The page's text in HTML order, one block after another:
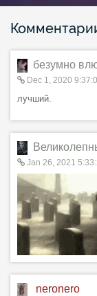
безумно
Dec 1, 2020
лучший.
Jan 26, 2021
neronero